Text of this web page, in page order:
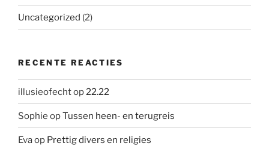
Uncategorized (2)
RECENTE REACTIES
illusieofechtop22.22
Sophie opTussen heen- en terugreis
Evaop Prettig divers en religies